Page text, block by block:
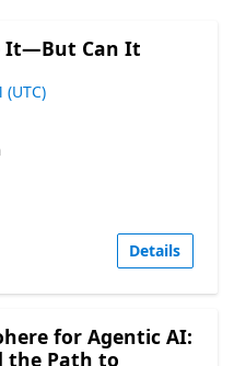
It—But Can It
Details
for Agentic AI:
the Path to